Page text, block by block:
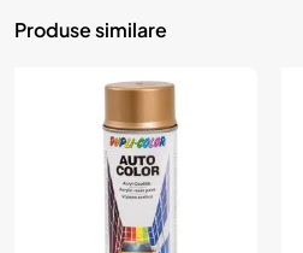
Produse similare